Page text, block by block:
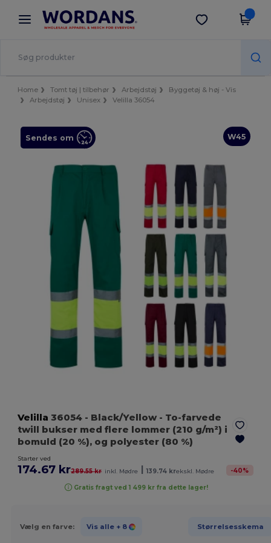
× Wordans-app
Bedre priser i appen!
Hent app
Home Tomt tøj | tilbehør Arbejdstøj
Byggetøj & høj - Vis
Arbejdstøj
Unisex Velilla 36054
W45
Sendes om
Velilla 36054 - Black/Yellow - To-farvede
twill bukser med flere lommer (210 g/m²) i
bomuld (20 %), og polyester (80 %)
Starter ved
174.67 kr289.55 kr inkl. Mødre 139.74 krekskl. Mødre -40%
Gratis fragt ved 1 499 kr fra dette lager!
Vælg en farve: Vis alle + 8 Størrelsesskema